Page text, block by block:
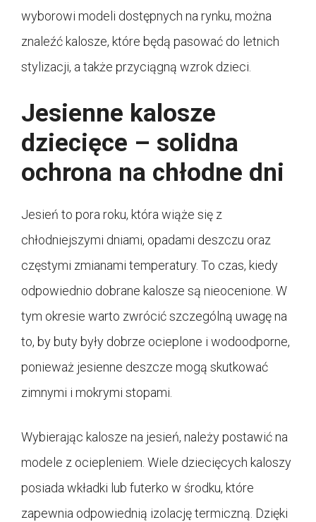
wyborowi modeli dostępnych na rynku, można
znaleźć kalosze, które będą pasować do letnich
stylizacji, a także przyciągną wzrok dzieci.
Jesienne kalosze
dziecięce – solidna
ochrona na chłodne dni
Jesień to pora roku, która wiąże się z
chłodniejszymi dniami, opadami deszczu oraz
częstymi zmianami temperatury. To czas, kiedy
odpowiednio dobrane kalosze są nieocenione. W
tym okresie warto zwrócić szczególną uwagę na
to, by buty były dobrze ocieplone i wodoodporne,
ponieważ jesienne deszcze mogą skutkować
zimnymi i mokrymi stopami.
Wybierając kalosze na jesień, należy postawić na
modele z ociepleniem. Wiele dziecięcych kaloszy
posiada wkładki lub futerko w środku, które
zapewnia odpowiednią izolację termiczną. Dzięki